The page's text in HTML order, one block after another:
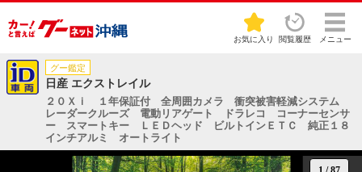
お気に入り 閲覧履歴 メニュー
グー鑑定
日産 エクストレイル
２０Ｘｉ １年保証付 全周囲カメラ 衝突被害軽減システム
レーダークルーズ 電動リアゲート ドラレコ コーナーセンサ
ー スマートキー ＬＥＤヘッド ビルトインＥＴＣ 純正１８
インチアルミ オートライト